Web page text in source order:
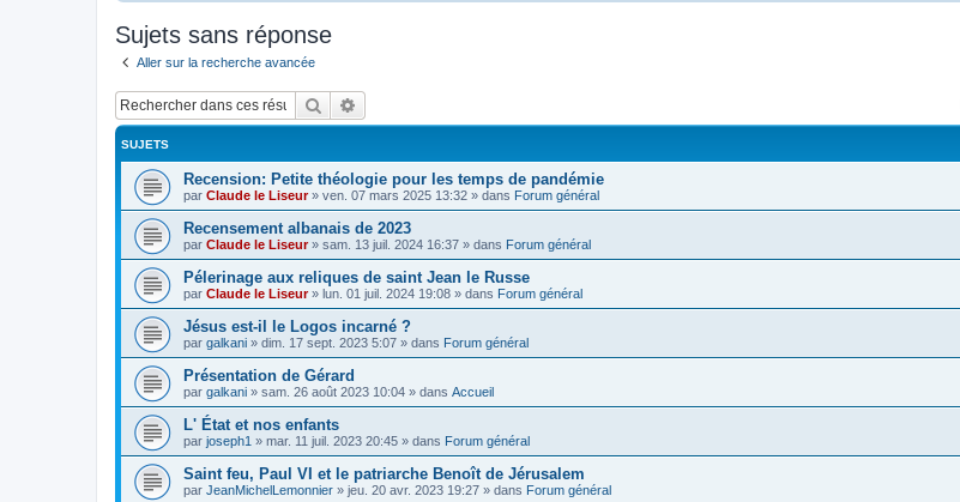
Sujets sans réponse
Aller sur la recherche avancée
Rechercher
SUJETS
Recension: Petite théologie pour les temps de pandémie
par Claude le Liseur» ven. 07 mars 2025 13:32 » dans Forum général
Recensement albanais de 2023
par Claude le Liseur» sam. 13 juil. 2024 16:37 » dans Forum général
Pélerinage aux reliques de saint Jean le Russe
par Claude le Liseur» lun. 01 juil. 2024 19:08 » dans Forum général
Jésus est-il le Logos incarné ?
par galkani » dim. 17 sept. 2023 5:07 » dans Forum général
Présentation de Gérard
par galkani » sam. 26 août 2023 10:04 » dans Accueil
L' État et nos enfants
par joseph1 » mar. 11 juil. 2023 20:45 » dans Forum général
Saint feu, Paul VI et le patriarche Benoît de Jérusalem
par JeanMichelLemonnier » jeu. 20 avr. 2023 19:27 » dans Forum général